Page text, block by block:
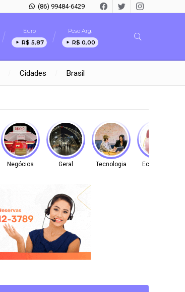
(86) 99484-6429
Euro
R$ 5,87
Peso Arg.
R$ 0,00
Cidades Brasil
Negócios Geral Tecnologia Economia